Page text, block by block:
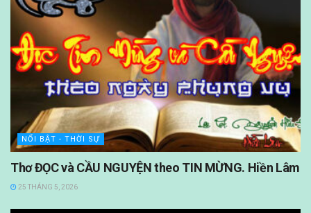
NỔI BẬT - THỜI SỰ
Thơ ĐỌC và CẦU NGUYỆN theo TIN MỪNG. Hiền Lâm
25 THÁNG 5, 2026